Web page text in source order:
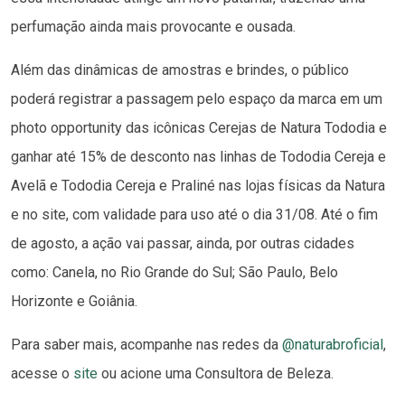
perfumação ainda mais provocante e ousada.
Além das dinâmicas de amostras e brindes, o público
poderá registrar a passagem pelo espaço da marca em um
photo opportunity das icônicas Cerejas de Natura Tododia e
ganhar até 15% de desconto nas linhas de Tododia Cereja e
Avelã e Tododia Cereja e Praliné nas lojas físicas da Natura
e no site, com validade para uso até o dia 31/08. Até o fim
de agosto, a ação vai passar, ainda, por outras cidades
como: Canela, no Rio Grande do Sul; São Paulo, Belo
Horizonte e Goiânia.
Para saber mais, acompanhe nas redes da @naturabroficial,
acesse o site ou acione uma Consultora de Beleza.